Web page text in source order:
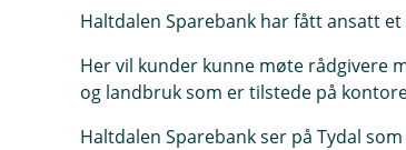
Haltdalen Sparebank har fått ansatt
Her vil kunder kunne møte rådgivere
og landbruk som er tilstede på
Haltdalen Sparebank ser på Tydal